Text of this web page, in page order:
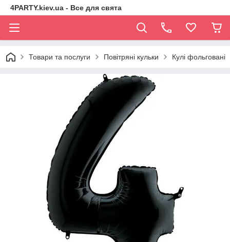
4PARTY.kiev.ua - Все для свята
Товари та послуги Повітряні кульки Кулі фольговані